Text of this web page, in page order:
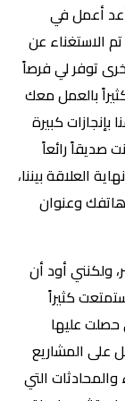
أعمل في
الاستغناء عن
توفر لي فرصاً
بالعمل معك
كبيرة
صديقاً رائعاً
العلاقة بيننا،
وعنوان
أود أن
كثيراً
حصلت عليها
المشاريع
التي